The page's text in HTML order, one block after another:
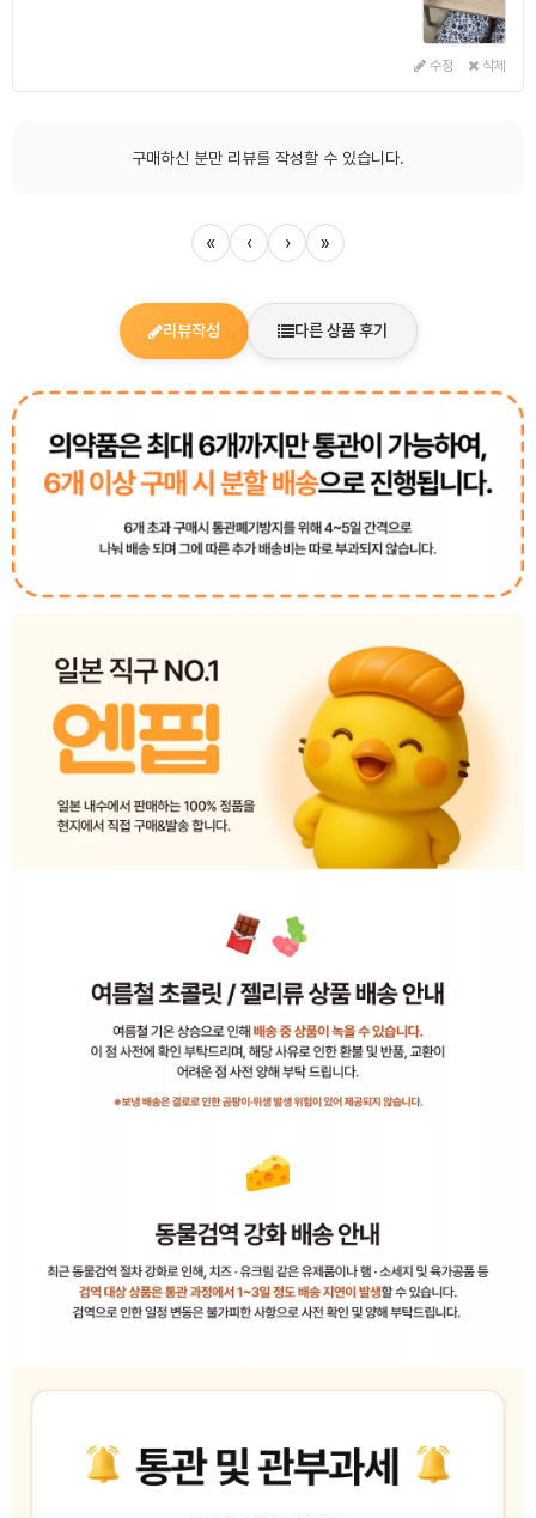
수정 삭제
구매하신 분만 리뷰를 작성할 수 있습니다.
« ‹ › »
리뷰작성 다른 상품 후기